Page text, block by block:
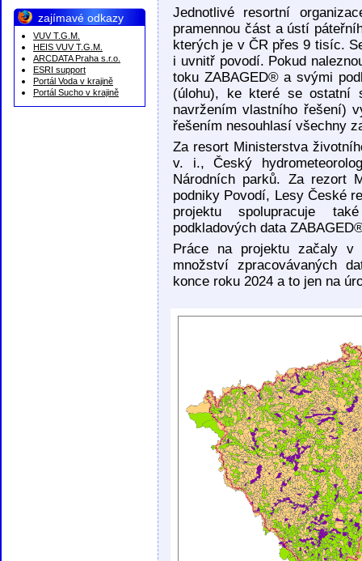
zajímavé odkazy
VUV T.G.M.
HEIS VUV T.G.M.
ARCDATA Praha s.r.o.
ESRI support
Portál Voda v krajině
Portál Sucho v krajině
Jednotlivé resortní
pramennou část a ústí
kterých je v ČR přes 9 tisíc.
i uvnitř povodí. Pokud
toku ZABAGED® a svými
(úlohu), ke které se ostatní
navržením vlastního řešení)
řešením nesouhlasí všechny
Za resort Ministerstva
v. i., Český
Národních parků. Za rezort
podniky Povodí, Lesy České
projektu spolupracuje
podkladových data
Práce na projektu začaly v
množství zpracovávaných
konce roku 2024 a to jen na